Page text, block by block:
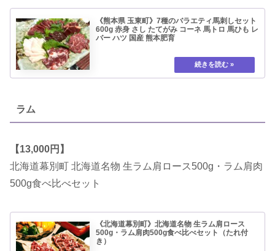
《熊本県 玉東町》7種のバラエティ馬刺しセット
600g 赤身 さし たてがみ コーネ 馬トロ 馬ひも レ
バー ハツ 国産 熊本肥育
ラム
【13,000円】
北海道幕別町 北海道名物 生ラム肩ロース500g・ラム肩肉
500g食べ比べセット
《北海道幕別町》北海道名物 生ラム肩ロース
500g・ラム肩肉500g食べ比べセット（たれ付
き）